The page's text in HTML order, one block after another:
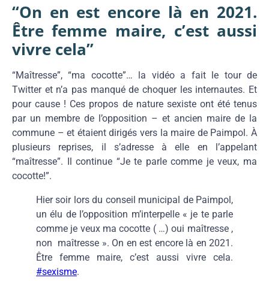
“On en est encore là en 2021.
Être femme maire, c’est aussi
vivre cela”
“Maîtresse”, “ma cocotte”… la vidéo a fait le tour de
Twitter et n’a pas manqué de choquer les internautes. Et
pour cause ! Ces propos de nature sexiste ont été tenus
par un membre de l’opposition – et ancien maire de la
commune – et étaient dirigés vers la maire de Paimpol. À
plusieurs reprises, il s’adresse à elle en l’appelant
“maîtresse”. Il continue “Je te parle comme je veux, ma
cocotte!”.
Hier soir lors du conseil municipal de Paimpol,
un élu de l’opposition m’interpelle « je te parle
comme je veux ma cocotte ( …) oui maîtresse ,
non maîtresse ». On en est encore là en 2021.
Être femme maire, c’est aussi vivre cela.
#sexisme.